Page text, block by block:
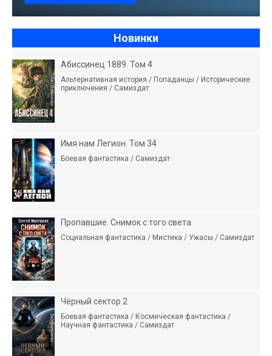
Новинки
Абиссинец 1889. Том 4
Альтернативная история / Попаданцы / Исторические
приключения / Самиздат
Имя нам Легион. Том 34
Боевая фантастика / Самиздат
Пропавшие. Снимок с того света
Социальная фантастика / Мистика / Ужасы / Самиздат
Чёрный сектор 2
Боевая фантастика / Космическая фантастика /
Научная фантастика / Самиздат